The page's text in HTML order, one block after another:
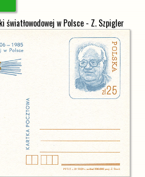
światłowodowej w Polsce - Z. Szpigler